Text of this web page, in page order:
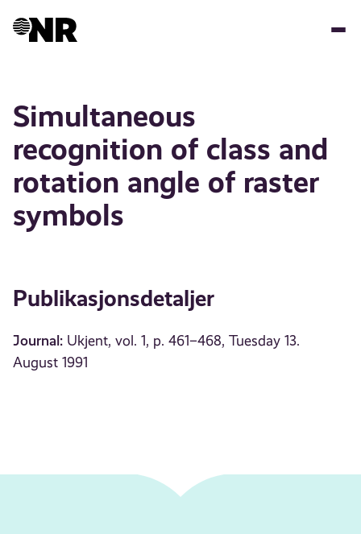
Simultaneous
recognition of class and
rotation angle of raster
symbols
Publikasjonsdetaljer
Journal: Ukjent, vol. 1, p. 461–468, Tuesday 13.
August 1991